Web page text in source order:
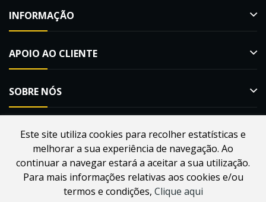
Este site utiliza cookies para recolher estatísticas e
melhorar a sua experiência de navegação. Ao
continuar a navegar estará a aceitar a sua utilização.
Para mais informações relativas aos cookies e/ou
termos e condições, Clique aqui
INFORMAÇÃO
APOIO AO CLIENTE
SOBRE NÓS
Desenvolvido porWebdouro. Loja Online para Apicultores |
MacMel Apicultura © 2026